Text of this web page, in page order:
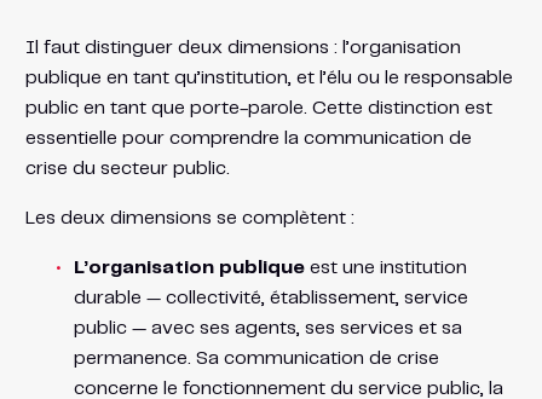
Il faut distinguer deux dimensions : l’organisation
publique en tant qu’institution, et l’élu ou le responsable
public en tant que porte-parole. Cette distinction est
essentielle pour comprendre la communication de
crise du secteur public.
Les deux dimensions se complètent :
L’organisation publiqueest une institution
durable — collectivité, établissement, service
public — avec ses agents, ses services et sa
permanence. Sa communication de crise
concerne le fonctionnement du service public, la